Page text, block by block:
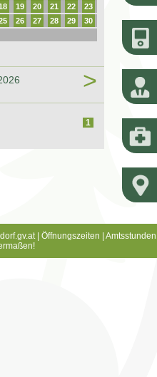
19 20 21 22
23
26 27 28 29
30
>
1
| Öffnungszeiten
Amtsstunden